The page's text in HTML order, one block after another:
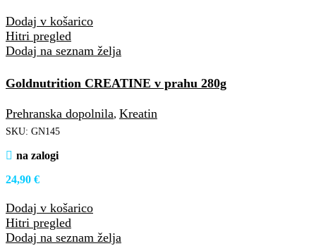
Dodaj v košarico
Hitri pregled
Dodaj na seznam želja
Goldnutrition CREATINE v prahu 280g
Prehranska dopolnila, Kreatin
SKU: GN145
na zalogi
24,90 €
Dodaj v košarico
Hitri pregled
Dodaj na seznam želja